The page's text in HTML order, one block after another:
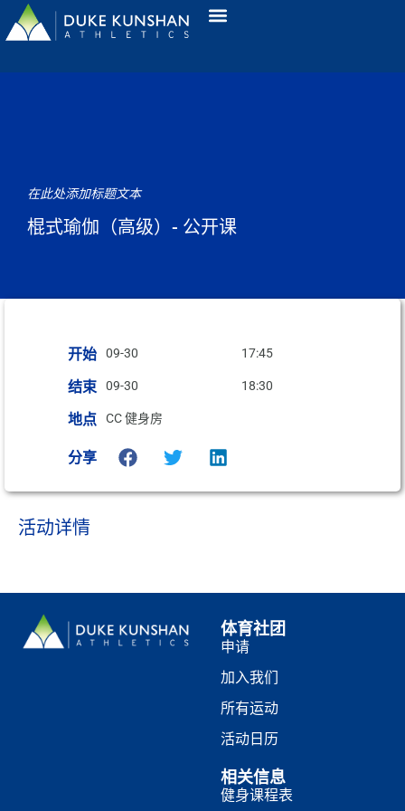
在此处添加标题文本
棍式瑜伽（高级）- 公开课
开始 09-30 17:45
结束 09-30 18:30
地点 CC 健身房
分享
活动详情
体育社团
申请
加入我们
所有运动
活动日历
相关信息
健身课程表